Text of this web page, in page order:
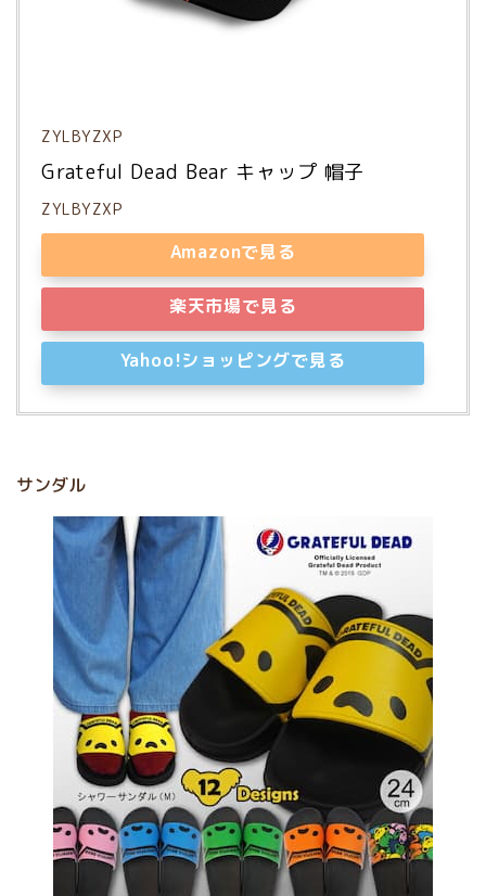
ZYLBYZXP
Grateful Dead Bear キャップ 帽子
ZYLBYZXP
Amazonで見る
楽天市場で見る
Yahoo!ショッピングで見る
サンダル